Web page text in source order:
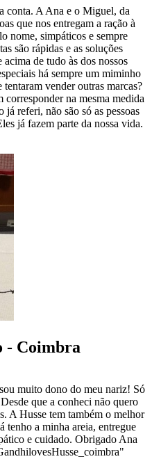
conta. A Ana e o Miguel, da
que nos entregam a ração à
nome, simpáticos e sempre
são rápidas e as soluções
acima de tudo às dos nossos
há sempre um miminho
vender outras marcas?
na mesma medida
referi, não são só as pessoas
já fazem parte da nossa vida.
- Coimbra
muito dono do meu nariz! Só
que a conheci não quero
A Husse tem também o melhor
tenho a minha areia, entregue
e cuidado. Obrigado Ana